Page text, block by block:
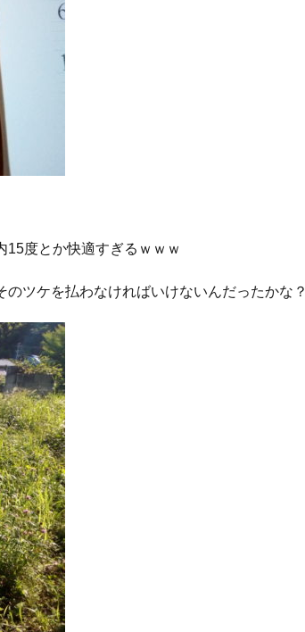
15度とか快適すぎるｗｗｗ
ツケを払わなければいけないんだったかな？